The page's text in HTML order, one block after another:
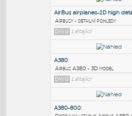
3 pohledy Airbus
DWG Létající
AirBus airplanes-2D
Airbusy - detailní pohledy